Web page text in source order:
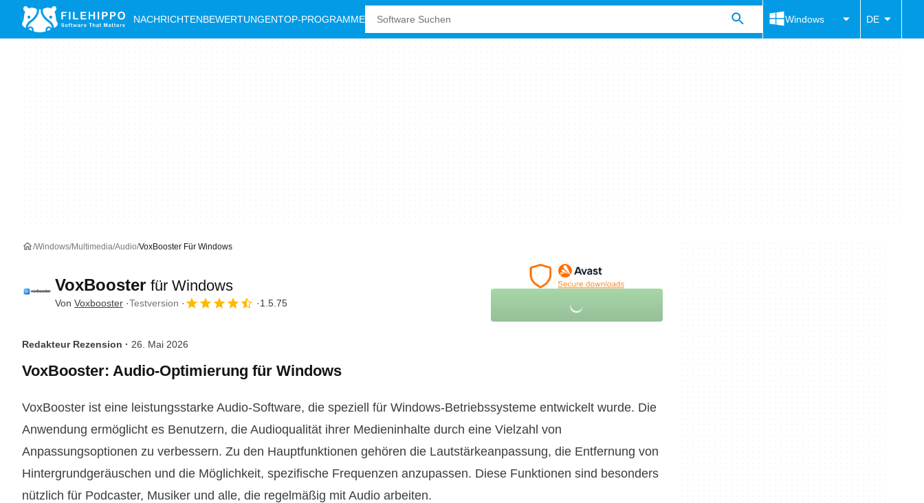
NACHRICHTENBEWERTUNGENTOP-PROGRAMME Windows DE
Windows Multimedia Audio VoxBooster Für Windows
VoxBooster für Windows
Von Voxbooster Testversion 1.5.75
Redakteur Rezension · 26. Mai 2026
VoxBooster: Audio-Optimierung für Windows
VoxBooster ist eine leistungsstarke Audio-Software, die speziell für Windows-Betriebssysteme entwickelt wurde. Die
Anwendung ermöglicht es Benutzern, die Audioqualität ihrer Medieninhalte durch eine Vielzahl von
Anpassungsoptionen zu verbessern. Zu den Hauptfunktionen gehören die Lautstärkeanpassung, die Entfernung von
Hintergrundgeräuschen und die Möglichkeit, spezifische Frequenzen anzupassen. Diese Funktionen sind besonders
nützlich für Podcaster, Musiker und alle, die regelmäßig mit Audio arbeiten.